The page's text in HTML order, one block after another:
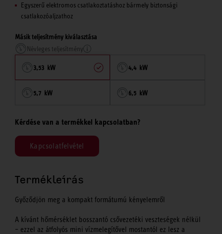
Egyszerű elektromos csatlakoztatáshoz bármely biztonsági
csatlakozóaljzathoz
Másik teljesítmény kiválasztása
Névleges teljesítmény
3,53 kW 4,4 kW
5,7 kW 6,5 kW
Kérdése van a termékkel kapcsolatban?
Kapcsolatfelvétel
Termékleírás
Győződjön meg a kompakt formátumú kényelemről
A kívánt hőmérséklet bosszantó csővezetéki veszteségek nélkül
– ezzel az átfolyós mini vízmelegítővel mostantól ez lesz a